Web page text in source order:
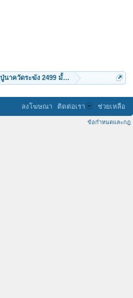
นาควัดระฆัง 2499 มั้ยครับ
ลงโฆษณา ติดต่อเรา ช่วยเหลือ
ข้อกำหนดและกฎ